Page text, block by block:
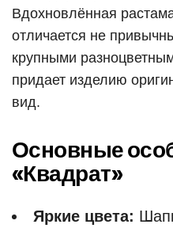
Вдохновлённая
отличается не
крупными
придает изделию
вид.
Основные
«Квадрат»
Яркие цвета: